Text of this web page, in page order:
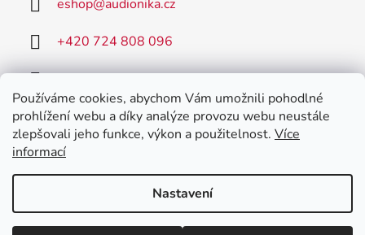
Používáme cookies, abychom Vám umožnili pohodlné
prohlížení webu a díky analýze provozu webu neustále
zlepšovali jeho funkce, výkon a použitelnost. Více
informací
Nastavení
eshop@audionika.cz
+420 724 808 096
+420 731 157 590
AudioNIKA Poradna MED-EL